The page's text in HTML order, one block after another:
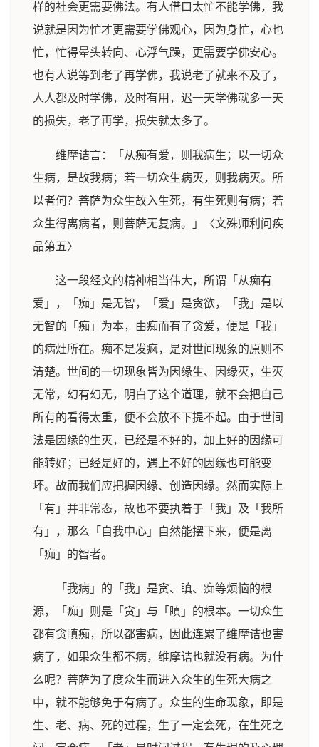
样的社会更需要佛法。有人借口太忙不能学佛，我
说就是因为忙才更需要学佛观心，因为身忙，心也
忙，忙得晕头转向、心浮气躁，更需要学佛安心。
也有人说等到老了再学佛，我说老了就来不及了，
人人都及时学佛，及时有用，迟一天学佛就多一天
的损失，老了再学，损失就太多了。
维摩诘言：「从痴有爱，则我病生；以一切众
生病，是故我病；若一切众生病灭，则我病灭。所
以者何？菩萨为众生故入生死，有生死则有病；若
众生得离病者，则菩萨无复病。」〈文殊师利问疾
品第五〉
这一段经文的精神相当伟大，所谓「从痴有
爱」，「痴」是无智，「爱」是贪欲，「我」是以
无智的「痴」为本，由痴而有了贪爱，便是「我」
的病灶所在。痴不是发疯，是对世间现象的原则不
清楚。世间的一切现象皆为因缘生、因缘灭，生灭
无常，幻有幻无，明白了这个道理，就不会把自己
所有的看得太重，便不会放不下提不起。由于世间
法是因缘的生灭，已经是不好的，加上好的因缘可
能转好；已经是好的，遇上不好的因缘也可能变
坏。故而我们应把握因缘、创造因缘。然而实际上
「有」并非常态，故也不要执着于「我」及「我所
有」，那么「自我中心」自然能摆下来，便是离
「痴」的智者。
「我病」的「我」是贪、瞋、痴等烦恼的根
源，「痴」则是「贪」与「瞋」的根本。一切众生
都有贪瞋痴，所以都害病，因此连累了维摩诘也害
病了，如果众生都不病，维摩诘也就没有病。为什
么呢？菩萨为了度众生而进入众生的生死大病之
中，就不能够免于有病了。众生的生命现象，即是
生、老、病、死的过程，生了一定会死，在生死之